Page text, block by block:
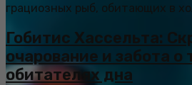
грациозных рыб, обитающих в
Гобитис Хассельта:
очарование и забота о
обитателях дна